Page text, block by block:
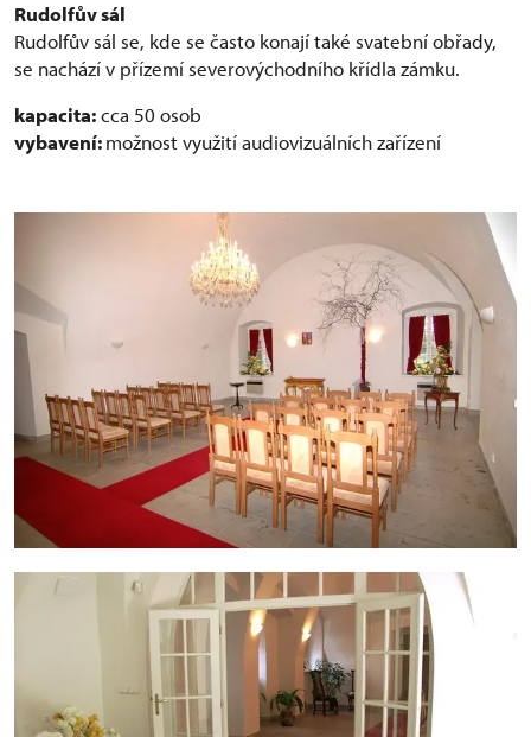
Rudolfův sál
Rudolfův sál se, kde se často konají také svatební obřady,
se nachází v přízemí severovýchodního křídla zámku.
kapacita:cca 50 osob
vybavení:možnost využití audiovizuálních zařízení